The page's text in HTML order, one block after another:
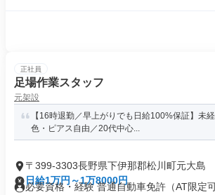
正社員
足場作業スタッフ
元架設
【16時退勤／早上がりでも日給100%保証】未
色・ピアス自由／20代中心...
〒399-3303長野県下伊那郡松川町元大島
日給1万円～1万8000円
必要資格・経験 普通自動車免許（AT限定